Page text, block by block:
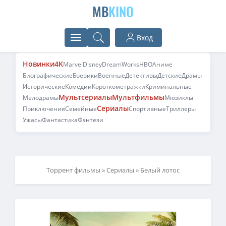
MBKINO
Вход
Новинки4KMarvelDisneyDreamWorksHBOАниме
БиографическиеБоевикиВоенныеДетективыДетскиеДрамы
ИсторическиеКомедииКороткометражкиКриминальные
МелодрамыМультсериалыМультфильмыМюзиклы
ПриключенияСемейныеСериалыСпортивныеТриллеры
УжасыФантастикаФэнтези
Торрент фильмы »Сериалы » Белый лотос